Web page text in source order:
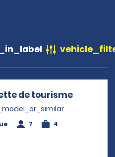
de tourisme
7 4